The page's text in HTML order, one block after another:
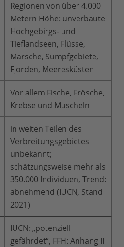
Regionen von über 4.000
Metern Höhe: unverbaute
Hochgebirgs- und
Tieflandseen, Flüsse,
Marsche, Sumpfgebiete,
Fjorden, Meeresküsten
Vor allem Fische, Frösche,
Krebse und Muscheln
in weiten Teilen des
Verbreitungsgebietes
unbekannt;
schätzungsweise mehr als
350.000 Individuen, Trend:
abnehmend (IUCN, Stand
2021)
IUCN: „potenziell
gefährdet“, FFH: Anhang II